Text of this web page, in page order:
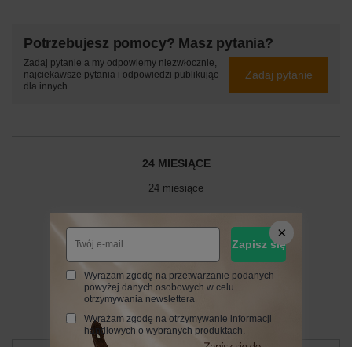
Potrzebujesz pomocy? Masz pytania?
Zadaj pytanie a my odpowiemy niezwłocznie,
najciekawsze pytania i odpowiedzi publikując
dla innych.
Zadaj pytanie
24 MIESIĄCE
24 miesiące
Napisz swoją opinię
Twoja ocena:
5/5
Zapisz się
Wyrażam zgodę na przetwarzanie podanych
powyżej danych osobowych w celu
otrzymywania newslettera
Wyrażam zgodę na otrzymywanie informacji
handlowych o wybranych produktach.